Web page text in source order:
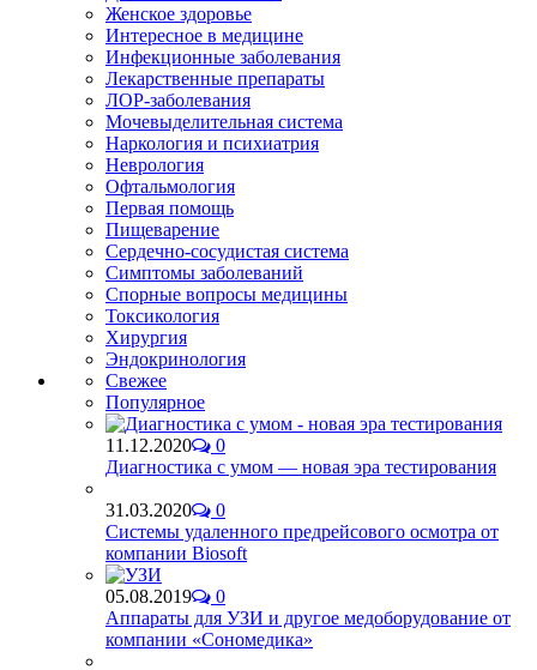
Женское здоровье
Интересное в медицине
Инфекционные заболевания
Лекарственные препараты
ЛОР-заболевания
Мочевыделительная система
Наркология и психиатрия
Неврология
Офтальмология
Первая помощь
Пищеварение
Сердечно-сосудистая система
Симптомы заболеваний
Спорные вопросы медицины
Токсикология
Хирургия
Эндокринология
Свежее
Популярное
11.12.2020
0
Диагностика с умом — новая эра тестирования
31.03.2020
0
Системы удаленного предрейсового осмотра от
компании Biosoft
05.08.2019
0
Аппараты для УЗИ и другое медоборудование от
компании «Сономедика»